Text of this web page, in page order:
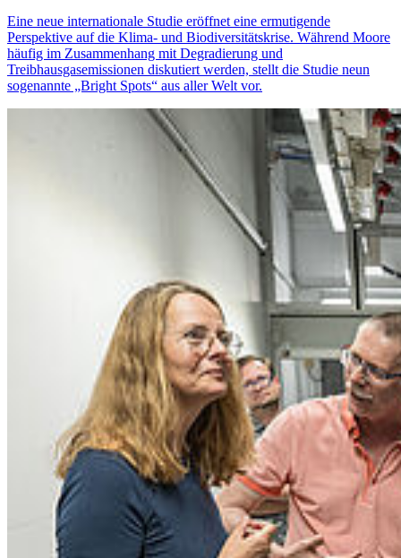
Eine neue internationale Studie eröffnet eine ermutigende
Perspektive auf die Klima- und Biodiversitätskrise. Während Moore
häufig im Zusammenhang mit Degradierung und
Treibhausgasemissionen diskutiert werden, stellt die Studie neun
sogenannte „Bright Spots“ aus aller Welt vor.